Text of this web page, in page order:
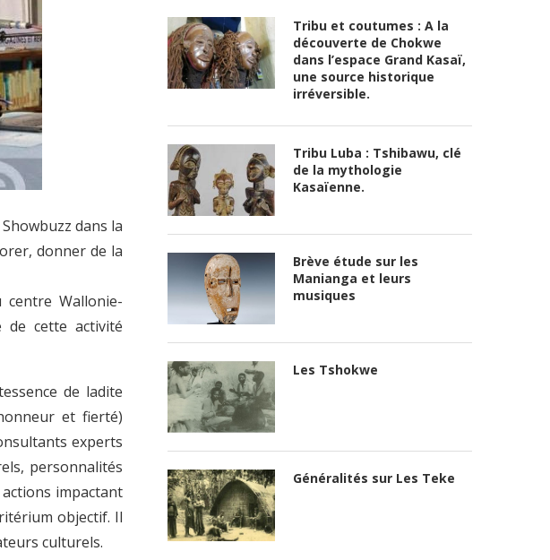
dans la
donner de la
Wallonie-
de cette activité
de ladite
et fierté)
experts
personnalités
impactant
objectif. Il
culturels.
Tribu et coutumes : A la
découverte de Chokwe
dans l’espace Grand Kasaï,
une source historique
irréversible.
Tribu Luba : Tshibawu, clé
de la mythologie
Kasaïenne.
Brève étude sur les
Manianga et leurs
musiques
Les Tshokwe
Généralités sur Les Teke